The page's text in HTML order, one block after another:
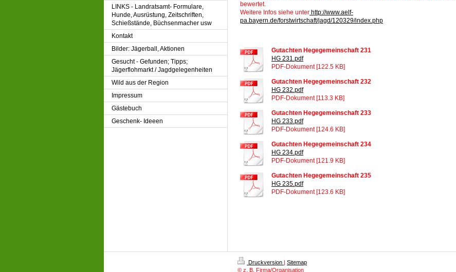
LINKS - Landratsamt- Formulare,
Hunde, Ausrüstung, Zeitschriften,
Schießstände, Büchsenmacher usw
Kontakt
Bilder: Jägerball, Aktionen
Gesucht - Gefunden; Tipps;
Jägerflohmarkt / Jagdgelegenheiten
Wild aus der Region
Impressum
Gästebuch
Geschenk- Ideeen
bewertet.
Weitere Infos siehe unter http://www.aelf-
pa.bayern.de/forstwirtschaft/jagd/120329/index.php
Gutachten Hegegemeinschaft 231
HG 231.pdf
PDF-Dokument [122.5 KB]
Gutachten Hegegemeinschaft 232
HG 232.pdf
PDF-Dokument [113.3 KB]
Gutachten Hegegemeinschaft 233
HG 233.pdf
PDF-Dokument [124.6 KB]
Gutachten Hegegemeinschaft 234
HG 234.pdf
PDF-Dokument [121.9 KB]
Gutachten Hegegemeinschaft 235
HG 235.pdf
PDF-Dokument [123.6 KB]
Druckversion | Sitemap
© z. B. Firma/Organisation